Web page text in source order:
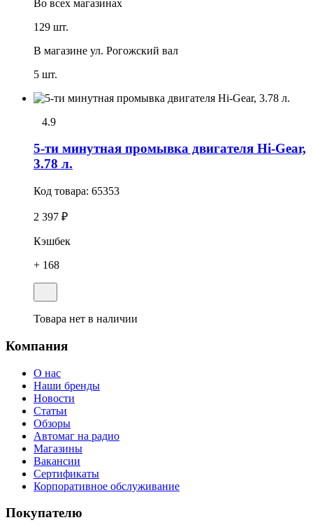
Во всех магазинах
129 шт.
В магазине ул. Рогожский вал
5 шт.
4.9
5-ти минутная промывка двигателя Hi-Gear,
3.78 л.
Код товара: 65353
2 397 ₽
Кэшбек
+ 168
Товара нет в наличии
Компания
О нас
Наши бренды
Новости
Статьи
Обзоры
Автомаг на радио
Магазины
Вакансии
Сертификаты
Корпоративное обслуживание
Покупателю